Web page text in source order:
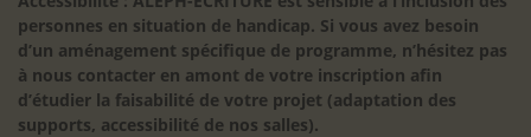
personnes en situation de handicap. Si vous avez besoin
d’un aménagement spécifique de programme, n’hésitez pas
à nous contacter en amont de votre inscription afin
d’étudier la faisabilité de votre projet (adaptation des
supports, accessibilité de nos salles).